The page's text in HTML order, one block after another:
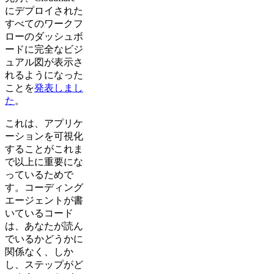
にデプロイされた
すべてのワークフ
ローのダッシュボ
ードに完全なビジ
ュアル図が表示さ
れるようになった
ことを発表しまし
た 。
これは、アプリケ
ーションを可視化
することがこれま
で以上に重要にな
っているためで
す。コーディング
エージェントが書
いているコード
は、あなたが読ん
でいるかどうかに
関係なく、しか
し、ステップがど